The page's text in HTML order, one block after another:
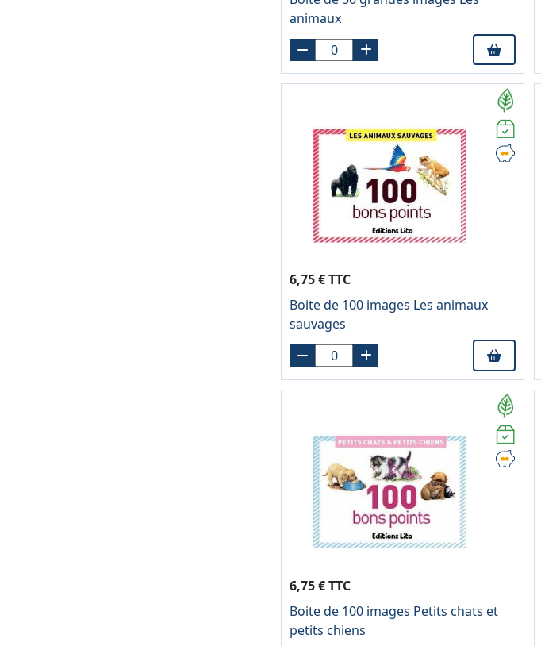
animaux
6,75 € TTC
Boite de 100 images Les animaux
sauvages
6,75 € TTC
Boite de 100 images Petits chats et
petits chiens